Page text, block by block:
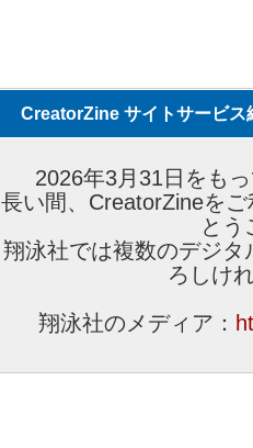
CreatorZine サイトサービス
2026年3月31日をも
長い間、CreatorZineを
とう
翔泳社では複数のデジ
ろしけ
翔泳社のメディア：